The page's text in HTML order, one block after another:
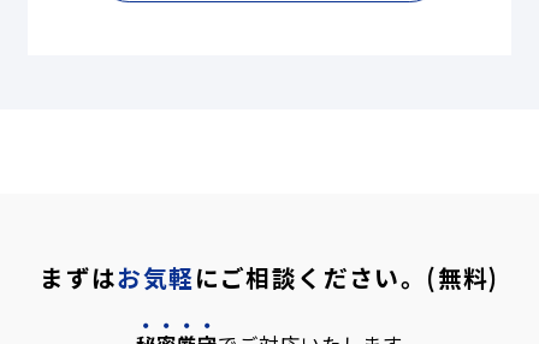
まずはお気軽にご相談ください。(無料)